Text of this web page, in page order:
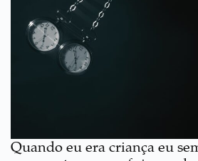
Quando eu era criança eu